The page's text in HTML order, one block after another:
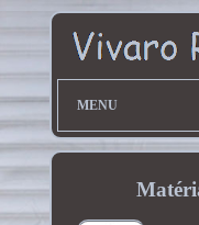
MENU